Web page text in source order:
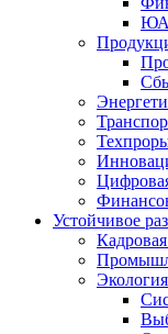
Устойчивое
Экология